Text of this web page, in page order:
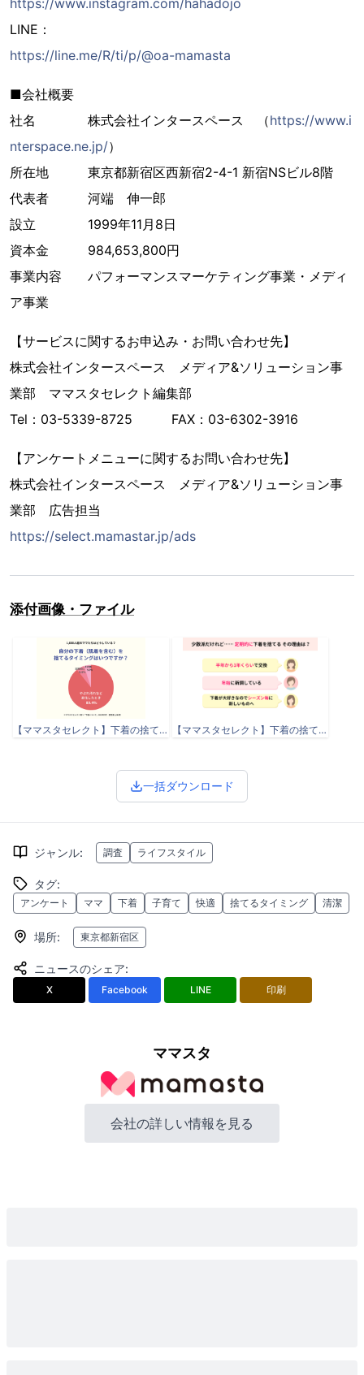
https://www.instagram.com/hahadojo
LINE：
https://line.me/R/ti/p/@oa-mamasta
■会社概要
社名 株式会社インタースペース （https://www.i
nterspace.ne.jp/）
所在地 東京都新宿区西新宿2-4-1 新宿NSビル8階
代表者 河端 伸一郎
設立 1999年11月8日
資本金 984,653,800円
事業内容 パフォーマンスマーケティング事業・メディ
ア事業
【サービスに関するお申込み・お問い合わせ先】
株式会社インタースペース メディア&ソリューション事
業部 ママスタセレクト編集部
Tel：03-5339-8725 FAX：03-6302-3916
【アンケートメニューに関するお問い合わせ先】
株式会社インタースペース メディア&ソリューション事
業部 広告担当
https://select.mamastar.jp/ads
添付画像・ファイル
【ママスタセレクト】下着の捨て時_グラフ.png 【ママスタセレクト】下着の捨て時_コメント.png
一括ダウンロード
ジャンル: 調査 ライフスタイル
タグ:
アンケート ママ 下着 子育て 快適 捨てるタイミング 清潔
場所: 東京都新宿区
ニュースのシェア:
X Facebook LINE 印刷
ママスタ
会社の詳しい情報を見る